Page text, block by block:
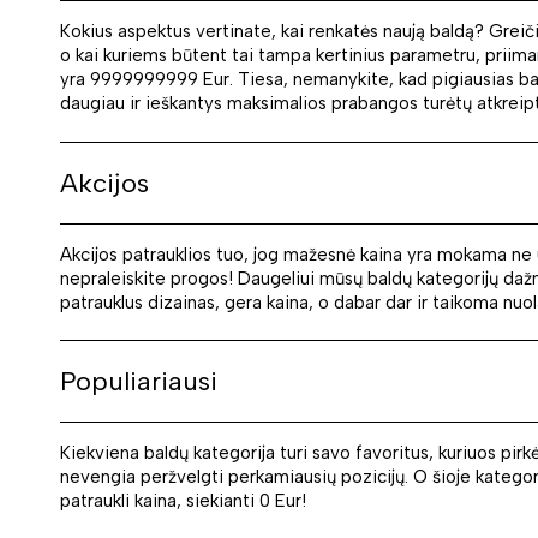
Kokius aspektus vertinate, kai renkatės naują baldą?
o kai kuriems būtent tai tampa kertinius parametru,
yra 9999999999 Eur. Tiesa, nemanykite, kad pigiausias
daugiau ir ieškantys maksimalios prabangos turėtų
Akcijos
Akcijos patrauklios tuo, jog mažesnė kaina yra mokama
nepraleiskite progos! Daugeliui mūsų baldų kategorijų
patrauklus dizainas, gera kaina, o dabar dar ir taikoma
Populiariausi
Kiekviena baldų kategorija turi savo favoritus, kuriuos
nevengia peržvelgti perkamiausių pozicijų. O šioje
patraukli kaina, siekianti 0 Eur!